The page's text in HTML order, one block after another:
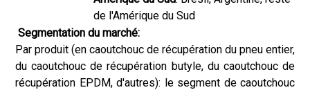
de l'Amérique du Sud
Segmentation du marché:
Par produit (en caoutchouc de récupération du pneu entier,
du caoutchouc de récupération butyle, du caoutchouc de
récupération EPDM, d'autres): le segment de caoutchouc